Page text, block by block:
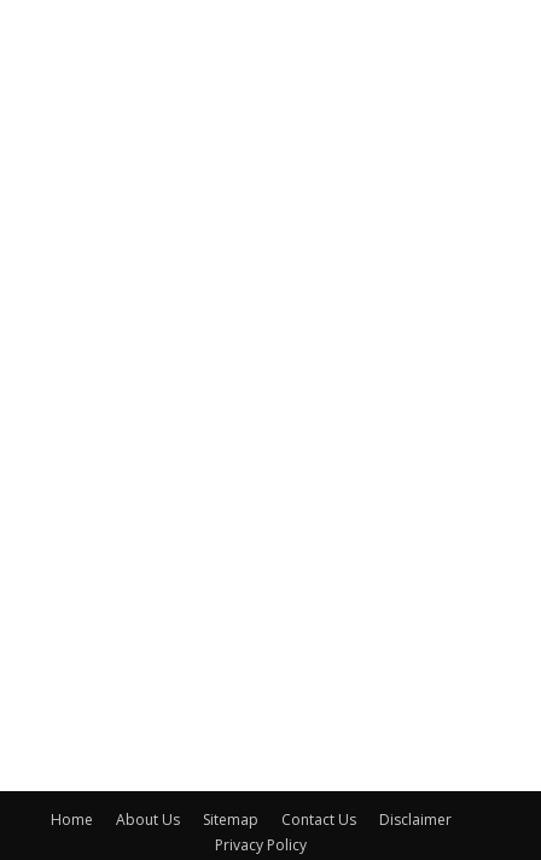
Home About Us Sitemap Contact Us
Disclaimer
Privacy Policy